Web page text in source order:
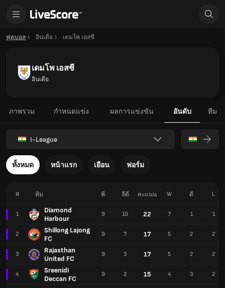
ฟุตบอล อินเดีย เดมโพ เอสซี
เดมโพ เอสซี
อินเดีย
ภาพรวม กำหนดแข่ง ผลการแข่งขัน อันดับ ทีม
I-League
ทั้งหมด หน้าแรก เยือน ฟอร์ม
# ทีม
1
Diamond
Harbour
2
Shillong Lajong
FC
3
Rajasthan
United FC
4
Sreenidi
Deccan FC
พี จีดี คะแนน W ดี L
9 10 22 7 1 1
9 7 17 5 2 2
9 3 17 5 2 2
9 2 15 4 3 2